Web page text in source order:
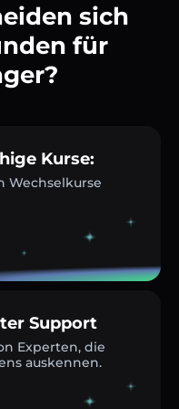
sich
für
Kurse:
Wechselkurse
Support
Experten, die
auskennen.